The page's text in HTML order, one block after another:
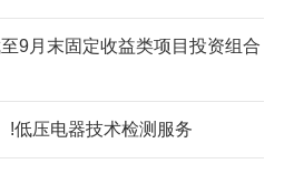
9月末固定收益类项目投资组合
!低压电器技术检测服务